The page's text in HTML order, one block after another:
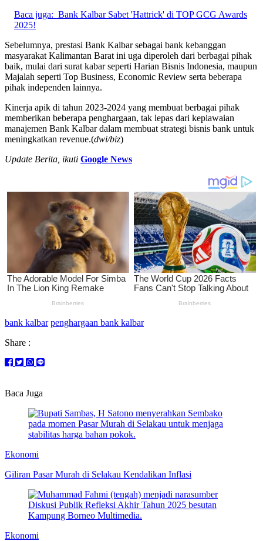
Baca juga: Bank Kalbar Sabet 'Hattrick' di TOP GCG Awards
2025!
Sebelumnya, prestasi Bank Kalbar sebagai bank kebanggan
masyarakat Kalimantan Barat ini uga diperoleh dari berbagai pihak
baik, mulai dari surat kabar seperti Harian Bisnis Indonesia, maupun
Majalah seperti Top Business, Economic Review serta beberapa
pihak independen lainnya.
Kinerja apik di tahun 2023-2024 yang membuat berbagai pihak
memberikan beberapa penghargaan, tak lepas dari kepiawaian
manajemen Bank Kalbar dalam membuat strategi bisnis bank untuk
meningkatkan revenue.(dwi/biz)
Update Berita, ikuti Google News
bank kalbar penghargaan bank kalbar
Share :
Baca Juga
Ekonomi
Giliran Pasar Murah di Selakau Kendalikan Inflasi
Ekonomi